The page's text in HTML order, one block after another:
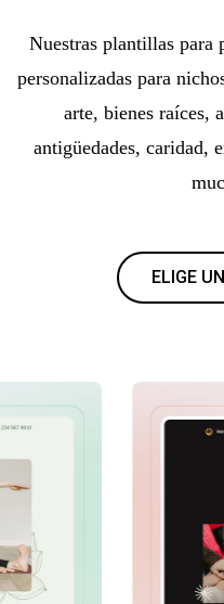
Nuestras plantillas para
personalizadas para
arte, bienes raíces,
antigüedades, caridad,
ELIGE